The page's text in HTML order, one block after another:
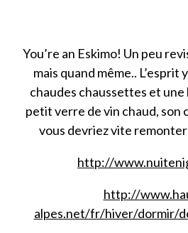
You’re an Eskimo! Un peu
mais quand même.. L’esprit
chaudes chaussettes et
petit verre de vin chaud, son
vous devriez vite
http://
http://
alpes.net/fr/hiver/dormir/